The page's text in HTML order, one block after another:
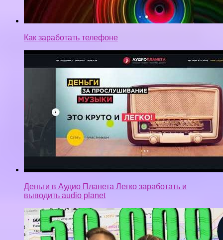
Как заработать телефоне
Деньги в Аудио Планета Легко заработать и
выводить audio planet